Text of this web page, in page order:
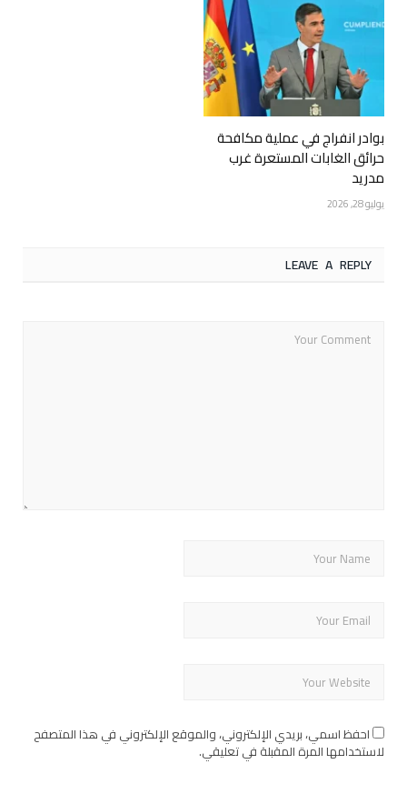
بوادر انفراج في عملية مكافحة
حرائق الغابات المستعرة غرب
مدريد
يوليو 28, 2026
LEAVE A REPLY
احفظ اسمي، بريدي الإلكتروني، والموقع الإلكتروني في هذا المتصفح
لاستخدامها المرة المقبلة في تعليقي.